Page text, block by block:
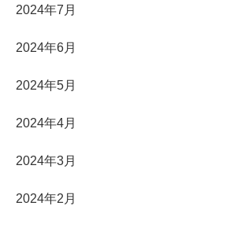
2024年7月
2024年6月
2024年5月
2024年4月
2024年3月
2024年2月